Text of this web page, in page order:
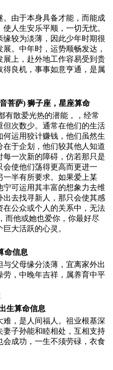
由于本身具备才能，而能成
人生安乐平顺，一切无忧。
较为淡薄，因此少年时期很
。中年时，运势顺畅发达，
上，赴外地工作容易受到贵
得良机，事事如意亨通，是属
菩萨) 狮子座，星座算命
有散爱光热的潜能，，经常
次数少。通常在他们的生活
运用狡计赚钱，他们虽然生
于企划，他们较其他人知道
一次新的障碍，仿若那只是
使他们荡得更高而更进一
半有所要求。如果爱上某
宁可运用其丰富的想象力去维
去找寻新人，那只会使其感
公众或个人的关系中，无法
而他或她也爱你，你最好尽
大活跃的心灵。
命信息
父母缘分淡薄，宜离家外出
，中晚年吉祥，属养育中平
生算命信息
，是人间福人。祖业根基深
妻子孙能和睦相处，互相支持
成功，一生不须劳碌，衣食